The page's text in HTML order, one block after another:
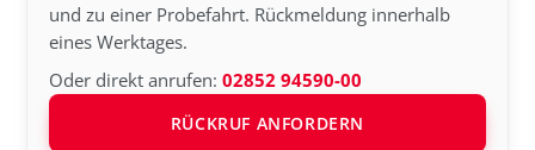
und zu einer Probefahrt. Rückmeldung innerhalb
eines Werktages.
Oder direkt anrufen:02852 94590-00
RÜCKRUF ANFORDERN